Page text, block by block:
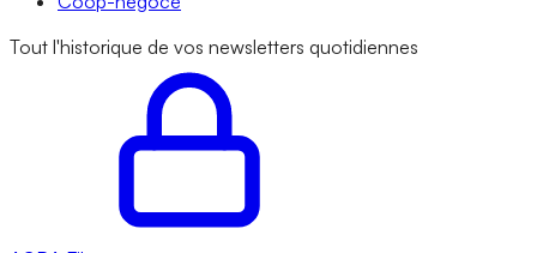
Tout l'historique de vos newsletters quotidiennes